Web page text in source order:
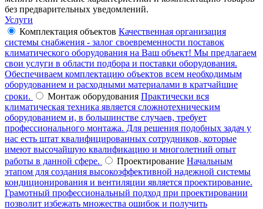
без предварительных уведомлений.
Услуги
Комплектация объектов Качественная организация
системы снабжения - залог своевременности поставок
климатического оборудования на Ваш объект! Мы предлагаем
свои услуги в области подбора и поставки оборудования.
Обеспечиваем комплектацию объектов всем необходимым
оборудованием и расходными материалами в кратчайшие
сроки.
Монтаж оборудования Практически вся
климатическая техника является сложнотехническим
оборудованием и, в большинстве случаев, требует
профессионального монтажа. Для решения подобных задач у
нас есть штат квалифицированных сотрудников, которые
имеют высочайшую квалификацию и многолетний опыт
работы в данной сфере.
Проектирование Начальным
этапом для создания высокоэффективной надежной системы
кондиционирования и вентиляции является проектирование.
Грамотный профессиональный подход при проектировании
позволит избежать множества ошибок и получить